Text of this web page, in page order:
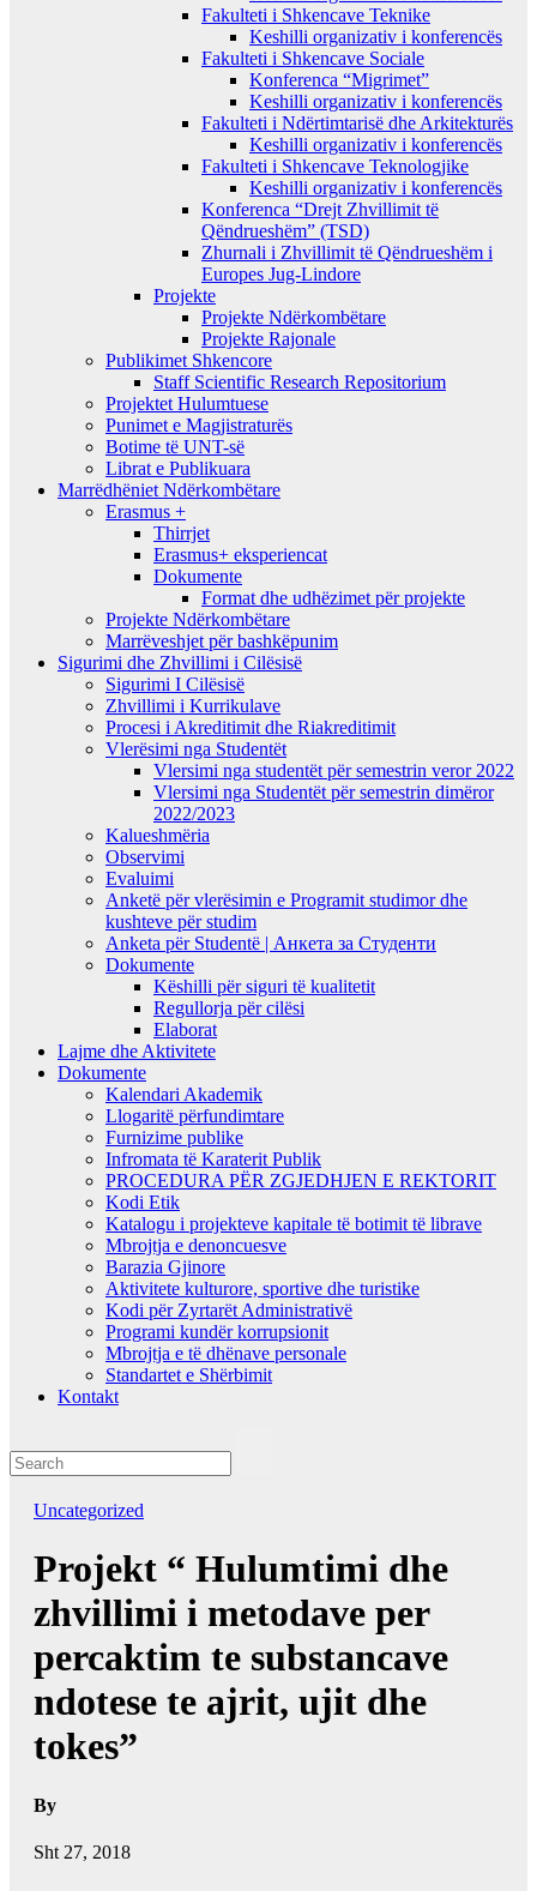
Fakulteti i Shkencave Teknike
Keshilli organizativ i konferencës
Fakulteti i Shkencave Sociale
Konferenca “Migrimet”
Keshilli organizativ i konferencës
Fakulteti i Ndërtimtarisë dhe Arkitekturës
Keshilli organizativ i konferencës
Fakulteti i Shkencave Teknologjike
Keshilli organizativ i konferencës
Konferenca “Drejt Zhvillimit të
Qëndrueshëm” (TSD)
Zhurnali i Zhvillimit të Qëndrueshëm i
Europes Jug-Lindore
Projekte
Projekte Ndërkombëtare
Projekte Rajonale
Publikimet Shkencore
Staff Scientific Research Repositorium
Projektet Hulumtuese
Punimet e Magjistraturës
Botime të UNT-së
Librat e Publikuara
Marrëdhëniet Ndërkombëtare
Erasmus +
Thirrjet
Erasmus+ eksperiencat
Dokumente
Format dhe udhëzimet për projekte
Projekte Ndërkombëtare
Marrëveshjet për bashkëpunim
Sigurimi dhe Zhvillimi i Cilësisë
Sigurimi I Cilësisë
Zhvillimi i Kurrikulave
Procesi i Akreditimit dhe Riakreditimit
Vlerësimi nga Studentët
Vlersimi nga studentët për semestrin veror 2022
Vlersimi nga Studentët për semestrin dimëror
2022/2023
Kalueshmëria
Observimi
Evaluimi
Anketë për vlerësimin e Programit studimor dhe
kushteve për studim
Anketa për Studentë | Анкета за Студенти
Dokumente
Këshilli për siguri të kualitetit
Regullorja për cilësi
Elaborat
Lajme dhe Aktivitete
Dokumente
Kalendari Akademik
Llogaritë përfundimtare
Furnizime publike
Infromata të Karaterit Publik
PROCEDURA PËR ZGJEDHJEN E REKTORIT
Kodi Etik
Katalogu i projekteve kapitale të botimit të librave
Mbrojtja e denoncuesve
Barazia Gjinore
Aktivitete kulturore, sportive dhe turistike
Kodi për Zyrtarët Administrativë
Programi kundër korrupsionit
Mbrojtja e të dhënave personale
Standartet e Shërbimit
Kontakt
Uncategorized
Projekt “ Hulumtimi dhe
zhvillimi i metodave per
percaktim te substancave
ndotese te ajrit, ujit dhe
tokes”
By
Sht 27, 2018